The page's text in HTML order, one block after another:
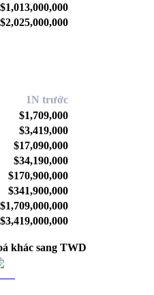
$1,013,000,000
$2,025,000,000
1N trước
$1,709,000
$3,419,000
$17,090,000
$34,190,000
$170,900,000
$341,900,000
$1,709,000,000
$3,419,000,000
khác sang TWD